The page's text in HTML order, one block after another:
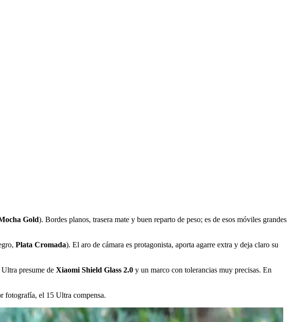
Gold). Bordes planos, trasera mate y buen reparto de peso; es de esos móviles grandes
Plata Cromada). El aro de cámara es protagonista, aporta agarre extra y deja claro su
presume de Xiaomi Shield Glass 2.0 y un marco con tolerancias muy precisas. En
fotografía, el 15 Ultra compensa.